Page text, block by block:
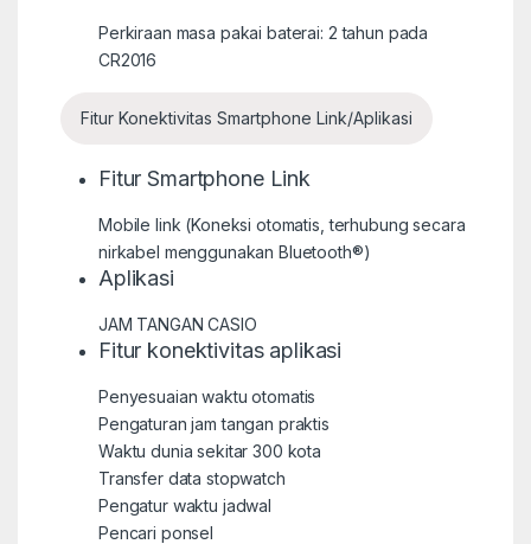
Perkiraan masa pakai baterai: 2 tahun pada
CR2016
Fitur Konektivitas Smartphone Link/Aplikasi
Fitur Smartphone Link
Mobile link (Koneksi otomatis, terhubung secara
nirkabel menggunakan Bluetooth®)
Aplikasi
JAM TANGAN CASIO
Fitur konektivitas aplikasi
Penyesuaian waktu otomatis
Pengaturan jam tangan praktis
Waktu dunia sekitar 300 kota
Transfer data stopwatch
Pengatur waktu jadwal
Pencari ponsel